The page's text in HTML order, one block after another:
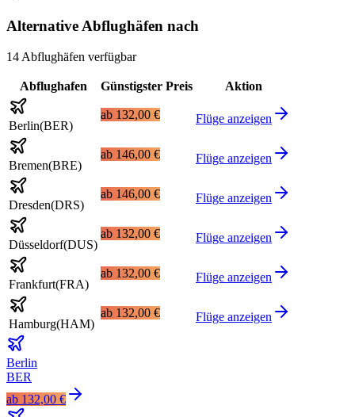
Alternative Abflughäfen nach
14 Abflughäfen verfügbar
Abflughafen Günstigster Preis Aktion
Berlin(BER)
ab 132,00 € Flüge anzeigen
Bremen(BRE)
ab 146,00 € Flüge anzeigen
Dresden(DRS)
ab 146,00 € Flüge anzeigen
Düsseldorf(DUS)
ab 132,00 € Flüge anzeigen
Frankfurt(FRA)
ab 132,00 € Flüge anzeigen
Hamburg(HAM)
ab 132,00 € Flüge anzeigen
Berlin
BER
ab 132,00 €